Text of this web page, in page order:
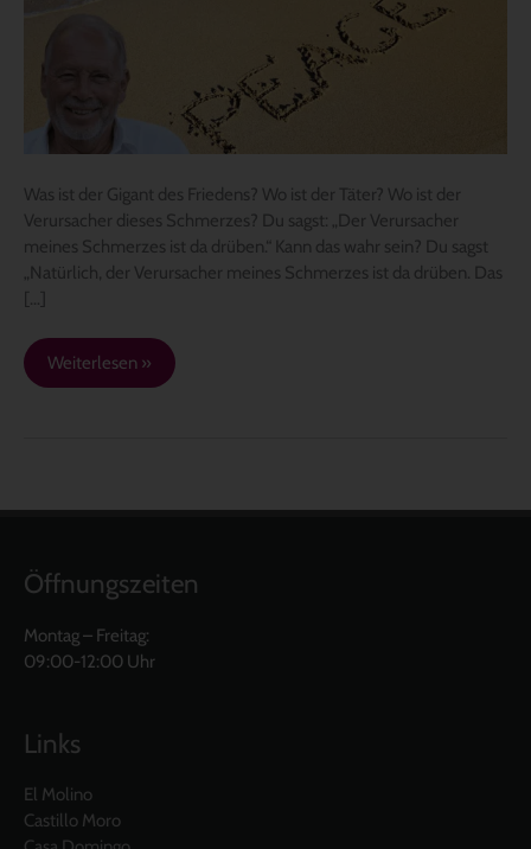
Was ist der Gigant des Friedens? Wo ist der Täter? Wo ist der
Verursacher dieses Schmerzes? Du sagst: „Der Verursacher
meines Schmerzes ist da drüben.“ Kann das wahr sein? Du sagst
„Natürlich, der Verursacher meines Schmerzes ist da drüben. Das
Weiterlesen »
Öffnungszeiten
Montag – Freitag:
09:00-12:00 Uhr
Links
El Molino
Castillo Moro